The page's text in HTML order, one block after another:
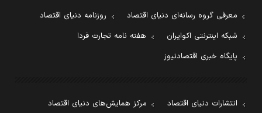
معرفی گروه رسانه‌ای دنیای اقتصاد
روزنامه دنیای اقتصاد
شبکه اینترنتی اکوایران
هفته نامه تجارت فردا
پایگاه خبری اقتصادنیوز
انتشارات دنیای اقتصاد
مرکز همایش‌های دنیای اقتصاد